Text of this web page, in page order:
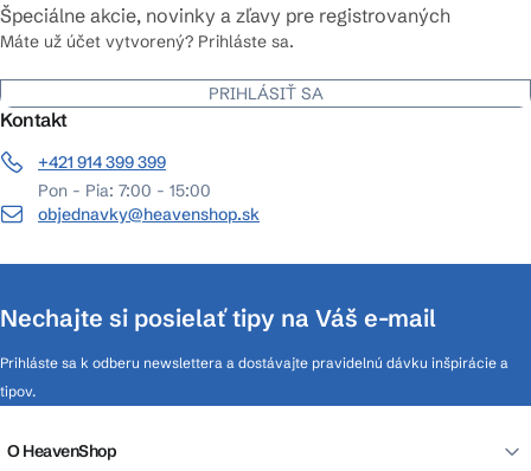
Špeciálne akcie, novinky a zľavy pre registrovaných
Máte už účet vytvorený? Prihláste sa.
PRIHLÁSIŤ SA
Kontakt
+421 914 399 399
Pon - Pia: 7:00 - 15:00
objednavky@heavenshop.sk
Nechajte si posielať tipy na Váš e-mail
Prihláste sa k odberu newslettera a dostávajte pravidelnú dávku inšpirácie a
tipov.
O HeavenShop